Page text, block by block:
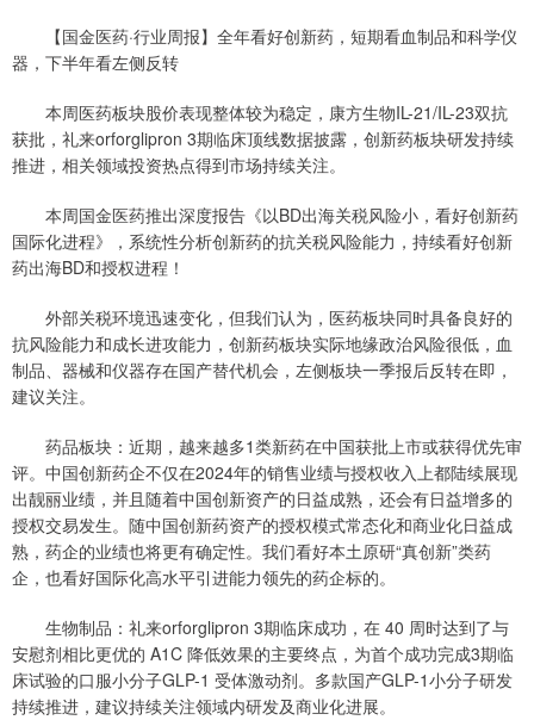
【国金医药·行业周报】全年看好创新药，短期看血制品和科学仪
器，下半年看左侧反转
本周医药板块股价表现整体较为稳定，康方生物IL-21/IL-23双抗
获批，礼来orforglipron 3期临床顶线数据披露，创新药板块研发持续
推进，相关领域投资热点得到市场持续关注。
本周国金医药推出深度报告《以BD出海关税风险小，看好创新药
国际化进程》，系统性分析创新药的抗关税风险能力，持续看好创新
药出海BD和授权进程！
外部关税环境迅速变化，但我们认为，医药板块同时具备良好的
抗风险能力和成长进攻能力，创新药板块实际地缘政治风险很低，血
制品、器械和仪器存在国产替代机会，左侧板块一季报后反转在即，
建议关注。
药品板块：近期，越来越多1类新药在中国获批上市或获得优先审
评。中国创新药企不仅在2024年的销售业绩与授权收入上都陆续展现
出靓丽业绩，并且随着中国创新资产的日益成熟，还会有日益增多的
授权交易发生。随中国创新药资产的授权模式常态化和商业化日益成
熟，药企的业绩也将更有确定性。我们看好本土原研“真创新”类药
企，也看好国际化高水平引进能力领先的药企标的。
生物制品：礼来orforglipron 3期临床成功，在 40 周时达到了与
安慰剂相比更优的 A1C 降低效果的主要终点，为首个成功完成3期临
床试验的口服小分子GLP-1 受体激动剂。多款国产GLP-1小分子研发
持续推进，建议持续关注领域内研发及商业化进展。